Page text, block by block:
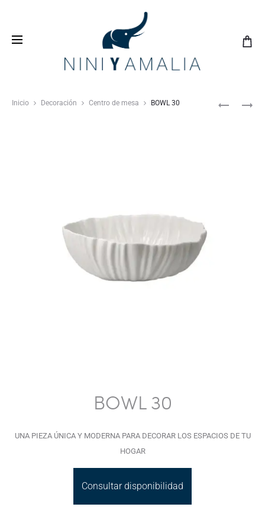
con nosotros y vive una
experiencia inolvidable
Inicio Decoración Centro de mesa BOWL 30
BOWL 30
UNA PIEZA ÚNICA Y MODERNA PARA DECORAR LOS ESPACIOS DE TU
HOGAR
Consultar disponibilidad